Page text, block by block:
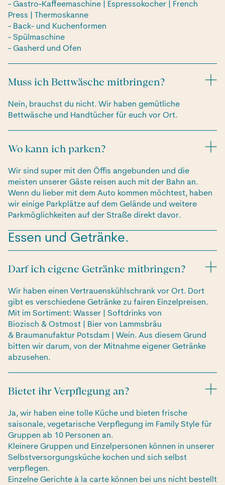
- Gastro-Kaffeemaschine | Espressokocher | French
Press | Thermoskanne
- Back- und Kuchenformen
- Spülmaschine
- Gasherd und Ofen
Muss ich Bettwäsche mitbringen?
Nein, brauchst du nicht. Wir haben gemütliche
Bettwäsche und Handtücher für euch vor Ort.
Wo kann ich parken?
Wir sind super mit den Öffis angebunden und die
meisten unserer Gäste reisen auch mit der Bahn an.
Wenn du lieber mit dem Auto kommen möchtest, haben
wir einige Parkplätze auf dem Gelände und weitere
Parkmöglichkeiten auf der Straße direkt davor.
Essen und Getränke.
Darf ich eigene Getränke mitbringen?
Wir haben einen Vertrauenskühlschrank vor Ort. Dort
gibt es verschiedene Getränke zu fairen Einzelpreisen.
Mit im Sortiment: Wasser | Softdrinks von
Biozisch & Ostmost | Bier von Lammsbräu
& Braumanufaktur Potsdam | Wein. Aus diesem Grund
bitten wir darum, von der Mitnahme eigener Getränke
abzusehen.
Bietet ihr Verpflegung an?
Ja, wir haben eine tolle Küche und bieten frische
saisonale, vegetarische Verpflegung im Family Style für
Gruppen ab 10 Personen an.
Kleinere Gruppen und Einzelpersonen können in unserer
Selbstversorgungsküche kochen und sich selbst
verpflegen.
Einzelne Gerichte à la carte können bei uns nicht bestellt